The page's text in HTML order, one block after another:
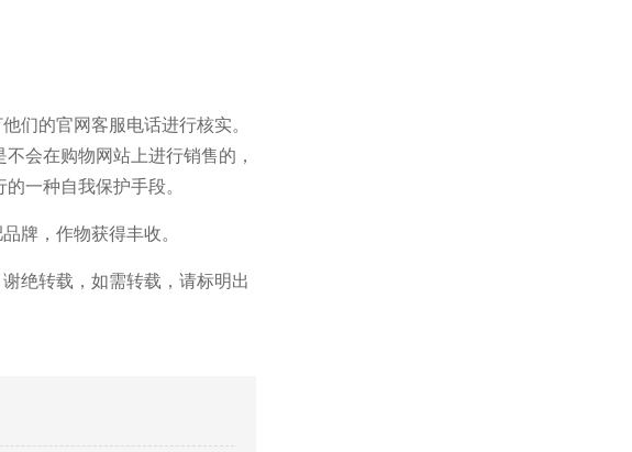
们的官网客服电话进行核实。
会在购物网站上进行销售的，
一种自我保护手段。
牌，作物获得丰收。
绝转载，如需转载，请标明出